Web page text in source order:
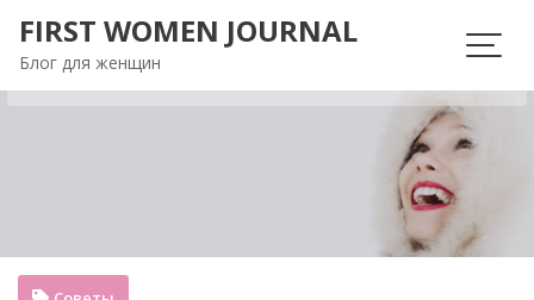
содержимому
FIRST WOMEN JOURNAL
Блог для женщин